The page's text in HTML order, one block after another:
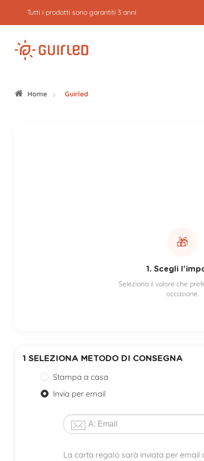
Tutti i prodotti sono garantiti 3 anni
Home Guirled
🎁
1. Scegli
Seleziona il valore che
occasione.
1 SELEZIONA METODO DI CONSEGNA
Stampa a casa
Invia per email
La carta regalo sarà inviata per email